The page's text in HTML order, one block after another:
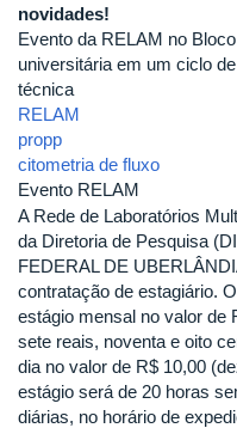
novidades!
Evento da RELAM no
universitária em um ciclo
técnica
RELAM
propp
citometria de fluxo
Evento RELAM
A Rede de Laboratórios
da Diretoria de Pesquisa
FEDERAL DE
contratação de estagiário.
estágio mensal no valor de
sete reais, noventa e oito
dia no valor de R$ 10,00
estágio será de 20 horas
diárias, no horário de